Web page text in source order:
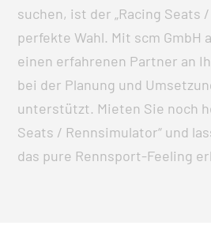
suchen, ist der „Racing Seats
perfekte Wahl. Mit scm GmbH
einen erfahrenen Partner an
bei der Planung und
unterstützt. Mieten Sie noch
Seats / Rennsimulator“ und
das pure Rennsport-Feeling